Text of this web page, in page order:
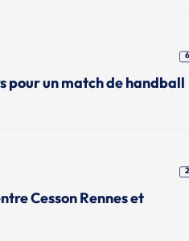
6
pour un match de handball
2
Cesson Rennes et